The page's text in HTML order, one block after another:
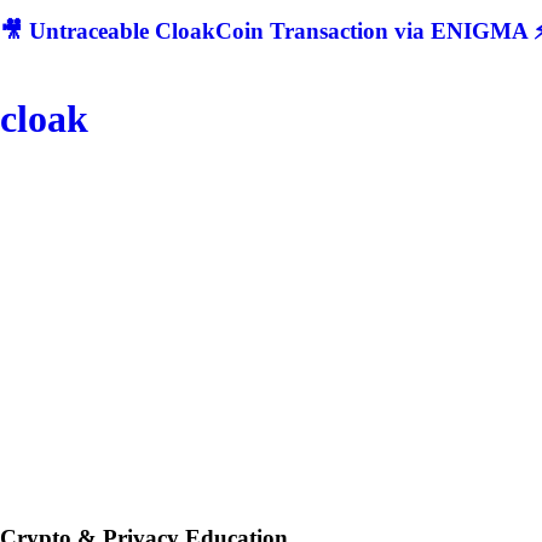
🎥 Untraceable CloakCoin Transaction via ENIGMA
cloak